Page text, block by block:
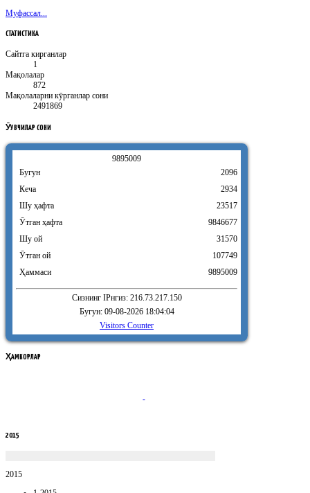
Муфассал...
СТАТИСТИКА
Сайтга кирганлар
1
Мақолалар
872
Мақолаларни кӯрганлар сони
2491869
ӮҚУВЧИЛАРСОНИ
9895009
Бугун
Кеча
Шу ҳафта
Ӯтган ҳафта
Шу ой
Ӯтган ой
Ҳаммаси
2096
2934
23517
9846677
31570
107749
9895009
Сизнинг IPнгиз: 216.73.217.150
Бугун: 09-08-2026 18:04:04
Visitors Counter
ҲАМКОРЛАР
2015
2015